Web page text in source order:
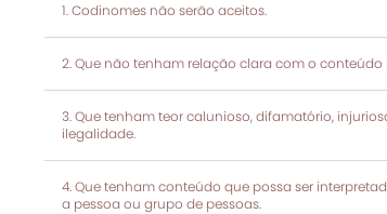
Codinomes não serão aceitos.
Que não tenham relação clara com o conteúdo
Que tenham teor calunioso, difamatório,
ilegalidade.
Que tenham conteúdo que possa ser
a pessoa ou grupo de pessoas.